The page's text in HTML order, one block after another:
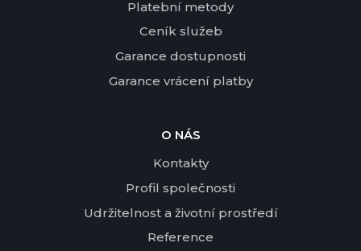
Platební metody
Ceník služeb
Garance dostupnosti
Garance vrácení platby
O NÁS
Kontakty
Profil společnosti
Udržitelnost a životní prostředí
Reference